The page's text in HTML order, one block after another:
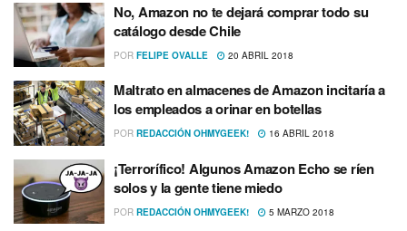
No, Amazon no te dejará comprar todo su
catálogo desde Chile
POR FELIPE OVALLE 20 ABRIL 2018
Maltrato en almacenes de Amazon incitarí­a a
los empleados a orinar en botellas
POR REDACCIÓN OHMYGEEK! 16 ABRIL 2018
¡Terrorí­fico! Algunos Amazon Echo se rí­en
solos y la gente tiene miedo
POR REDACCIÓN OHMYGEEK! 5 MARZO 2018